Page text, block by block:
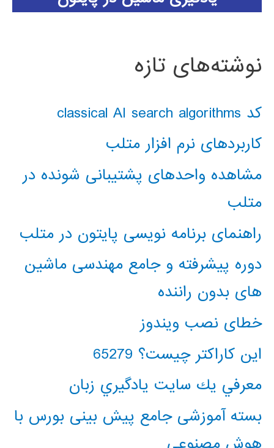
نوشته‌های تازه
کد classical AI search algorithms
کاربردهای نرم افزار متلب
مشاهده واحدهای پشتیبانی شونده در
متلب
راهنمای برنامه نویسی پایتون در متلب
دوره پیشرفته و جامع مهندسی ماشین
های بدون راننده
خطای نصب ویندوز
این کاراکتر چیست؟ 65279
معرفي يك سايت يادگيري زبان
بسته آموزشی جامع پیش بینی بورس با